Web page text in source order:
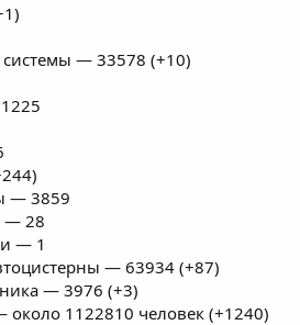
— 33578 (+10)
— 3859
— 28
— 1
— 63934 (+87)
— 3976 (+3)
1122810 человек (+1240)